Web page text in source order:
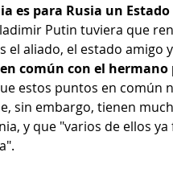
es para Rusia un
Putin tuviera que
el aliado, el estado amigo
común con el
estos puntos en común
sin embargo, tienen
y que "varios de ellos